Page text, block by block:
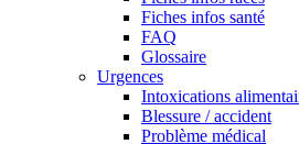
Fiches infos santé
FAQ
Glossaire
Urgences
Intoxications
Blessure / accident
Problème médical